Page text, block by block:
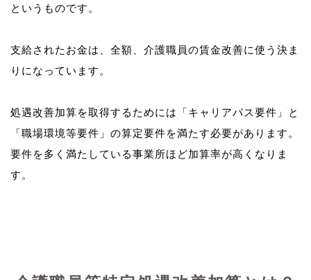
というものです。
支給されたお金は、全額、介護職員の賃金改善に使う決ま
りになっています。
処遇改善加算を取得するためには「キャリアパス要件」と
「職場環境等要件」の算定要件を満たす必要があります。
要件を多く満たしている事業所ほど加算率が高くなりま
す。